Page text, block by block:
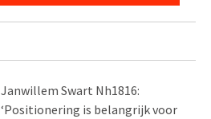
Janwillem Swart Nh1816:
‘Positionering is belangrijk voor